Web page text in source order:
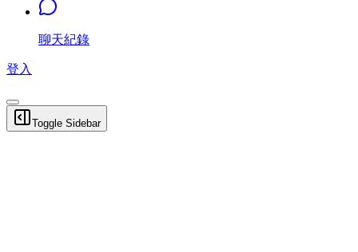
聊天紀錄
登入
Toggle Sidebar